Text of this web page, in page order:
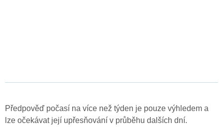
Předpověď počasí na více než týden je pouze výhledem a
lze očekávat její upřesňování v průběhu dalších dní.